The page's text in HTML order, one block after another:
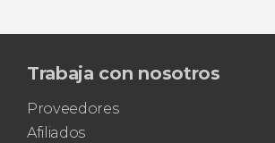
Trabaja con nosotros
Proveedores
Afiliados